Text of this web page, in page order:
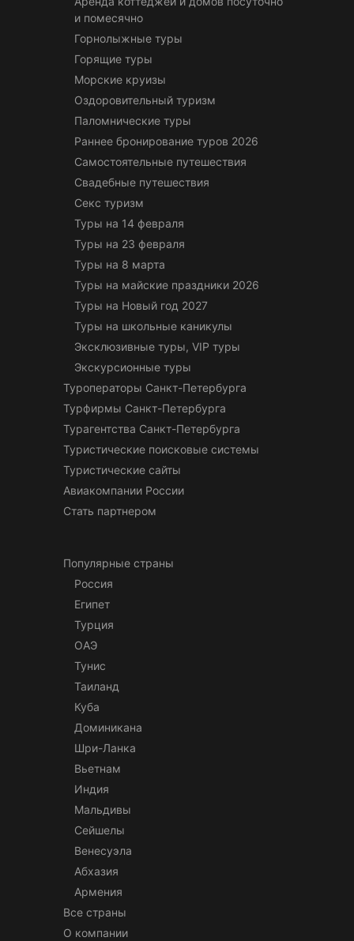
и помесячно
Горнолыжные туры
Горящие туры
Морские круизы
Оздоровительный туризм
Паломнические туры
Раннее бронирование туров 2026
Самостоятельные путешествия
Свадебные путешествия
Секс туризм
Туры на 14 февраля
Туры на 23 февраля
Туры на 8 марта
Туры на майские праздники 2026
Туры на Новый год 2027
Туры на школьные каникулы
Эксклюзивные туры, VIP туры
Экскурсионные туры
Туроператоры Санкт-Петербурга
Турфирмы Санкт-Петербурга
Турагентства Санкт-Петербурга
Туристические поисковые системы
Туристические сайты
Авиакомпании России
Стать партнером
Популярные страны
Россия
Египет
Турция
ОАЭ
Тунис
Таиланд
Куба
Доминикана
Шри-Ланка
Вьетнам
Индия
Мальдивы
Сейшелы
Венесуэла
Абхазия
Армения
Все страны
О компании